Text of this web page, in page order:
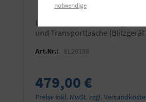
inkl. Elinchrom Speedring, Front-Diffusortuch
und Transporttasche
Art.Nr.: EL26188
479,00 €
Preise inkl. MwSt. zzgl.
notwendige